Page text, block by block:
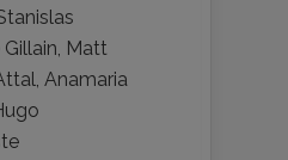
Gillain, Matt
, Anamaria